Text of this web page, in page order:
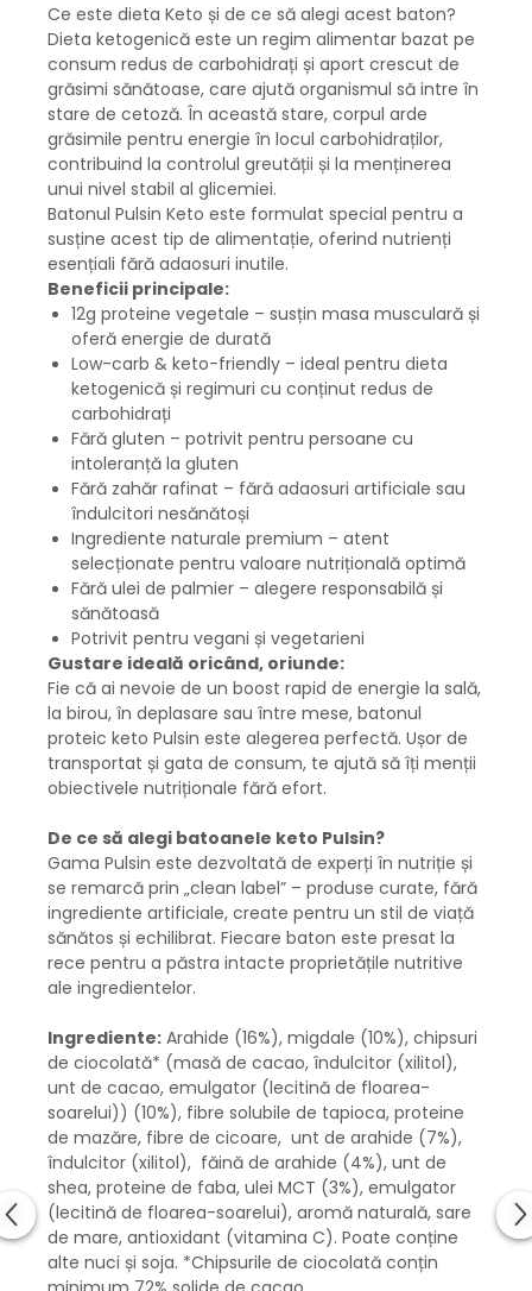
Ce este dieta Keto și de ce să alegi acest baton?
Dieta ketogenică este un regim alimentar bazat pe
consum redus de carbohidrați și aport crescut de
grăsimi sănătoase, care ajută organismul să intre în
stare de cetoză. În această stare, corpul arde
grăsimile pentru energie în locul carbohidraților,
contribuind la controlul greutății și la menținerea
unui nivel stabil al glicemiei.
Batonul Pulsin Keto este formulat special pentru a
susține acest tip de alimentație, oferind nutrienți
esențiali fără adaosuri inutile.
Beneficii principale:
12g proteine vegetale – susțin masa musculară și
oferă energie de durată
Low-carb & keto-friendly – ideal pentru dieta
ketogenică și regimuri cu conținut redus de
carbohidrați
Fără gluten – potrivit pentru persoane cu
intoleranță la gluten
Fără zahăr rafinat – fără adaosuri artificiale sau
îndulcitori nesănătoși
Ingrediente naturale premium – atent
selecționate pentru valoare nutrițională optimă
Fără ulei de palmier – alegere responsabilă și
sănătoasă
Potrivit pentru vegani și vegetarieni
Gustare ideală oricând, oriunde:
Fie că ai nevoie de un boost rapid de energie la sală,
la birou, în deplasare sau între mese, batonul
proteic keto Pulsin este alegerea perfectă. Ușor de
transportat și gata de consum, te ajută să îți menții
obiectivele nutriționale fără efort.
De ce să alegi batoanele keto Pulsin?
Gama Pulsin este dezvoltată de experți în nutriție și
se remarcă prin „clean label” – produse curate, fără
ingrediente artificiale, create pentru un stil de viață
sănătos și echilibrat. Fiecare baton este presat la
rece pentru a păstra intacte proprietățile nutritive
ale ingredientelor.
Ingrediente: Arahide (16%), migdale (10%), chipsuri
de ciocolată* (masă de cacao, îndulcitor (xilitol),
unt de cacao, emulgator (lecitină de floarea-
soarelui)) (10%), fibre solubile de tapioca, proteine
de mazăre, fibre de cicoare, unt de arahide (7%),
îndulcitor (xilitol), făină de arahide (4%), unt de
shea, proteine de faba, ulei MCT (3%), emulgator
(lecitină de floarea-soarelui), aromă naturală, sare
de mare, antioxidant (vitamina C). Poate conține
alte nuci și soja. *Chipsurile de ciocolată conțin